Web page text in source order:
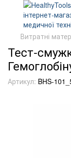
Витратні
Тест-
Артикул: BHS-